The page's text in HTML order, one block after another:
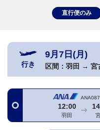
直行便のみ
行き
9月7日(月)
区間： 羽田 → 宮
12:00
羽田